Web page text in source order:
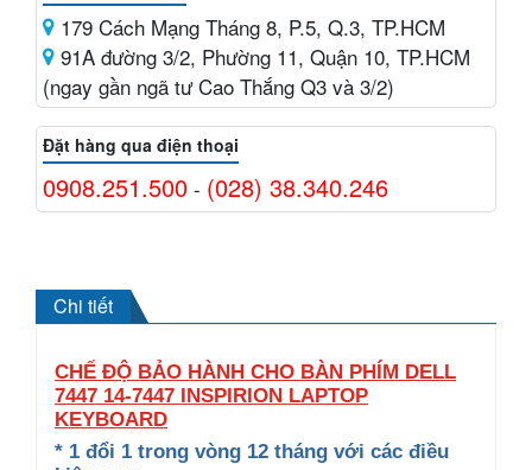
179 Cách Mạng Tháng 8, P.5, Q.3, TP.HCM
91A đường 3/2, Phường 11, Quận 10, TP.HCM
(ngay gần ngã tư Cao Thắng Q3 và 3/2)
Đặt hàng qua điện thoại
0908.251.500 - (028) 38.340.246
Chi tiết
CHẾ ĐỘ BẢO HÀNH CHO BÀN PHÍM DELL
7447 14-7447 INSPIRION LAPTOP
KEYBOARD
* 1 đổi 1 trong vòng 12 tháng với các điều